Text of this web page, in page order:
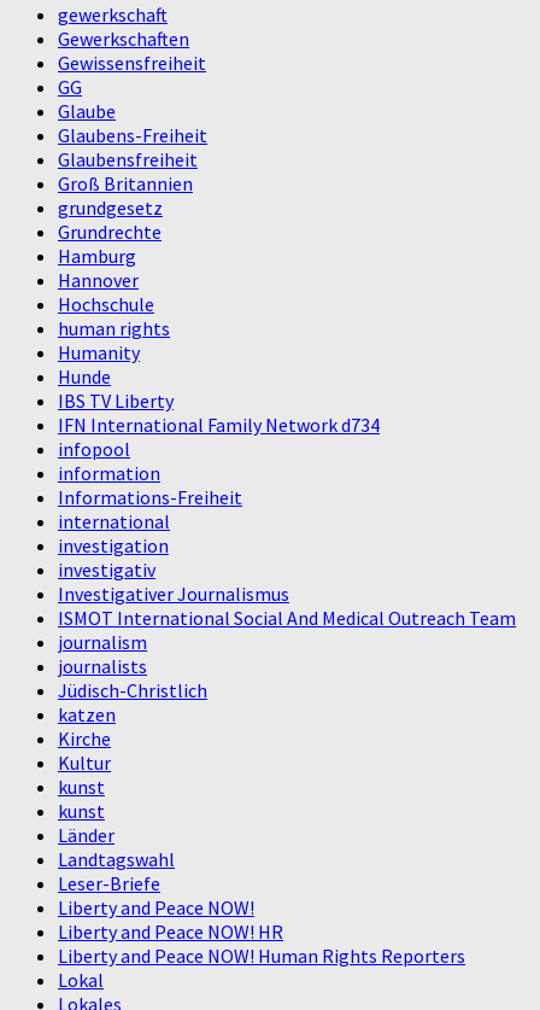
gewerkschaft
Gewerkschaften
Gewissensfreiheit
GG
Glaube
Glaubens-Freiheit
Glaubensfreiheit
Groß Britannien
grundgesetz
Grundrechte
Hamburg
Hannover
Hochschule
human rights
Humanity
Hunde
IBS TV Liberty
IFN International Family Network d734
infopool
information
Informations-Freiheit
international
investigation
investigativ
Investigativer Journalismus
ISMOT International Social And Medical Outreach Team
journalism
journalists
Jüdisch-Christlich
katzen
Kirche
Kultur
kunst
kunst
Länder
Landtagswahl
Leser-Briefe
Liberty and Peace NOW!
Liberty and Peace NOW! HR
Liberty and Peace NOW! Human Rights Reporters
Lokal
Lokales